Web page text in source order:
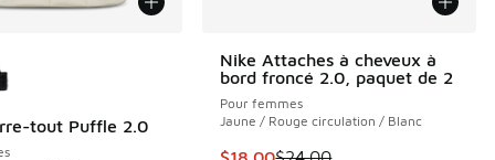
tout Puffle 2.0
Nike Attaches à cheveux à
bord froncé 2.0, paquet de 2
Pour femmes
Jaune / Rouge circulation / Blanc
Cet article est en solde. Le prix